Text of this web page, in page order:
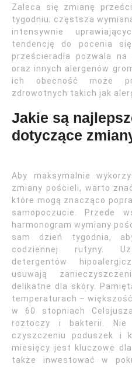
Zaleca się zmianę
tygodniu; częstsza
intensywnie
tendencję do pocenia
prześcieradła pozwala
oraz innych alergenów
ich obecność może
zdrowotnych takich jak
Jakie są
dotyczące
Aby maksymalnie
zmiany pościeli, warto
które mogą znacząco
samopoczucie. Przede
harmonogram wymiany
sam dzień tygodnia,
codziennej rutyny.
detergentów
usuwają
delikatne dla skóry.
temperaturach –
w 60 stopniach
roztoczy i bakterii. Nie
czyszczeniu poduszek i
miesięcy jest kluczowe
także inwestować w